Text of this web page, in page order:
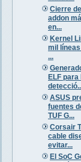
Cierre
addon
en...
Kernel
mil
...
ELF para
ASUS
fuentes
TUF G...
Corsair
cable
evitar...
El SoC